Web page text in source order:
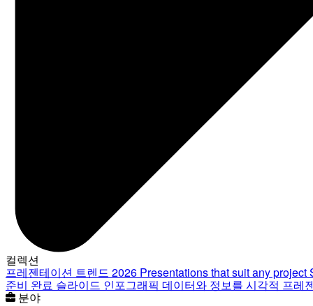
컬렉션
프레젠테이션 트렌드 2026 Presentations that suit any project
준비 완료 슬라이드 인포그래픽 데이터와 정보를 시각적 프레
분야